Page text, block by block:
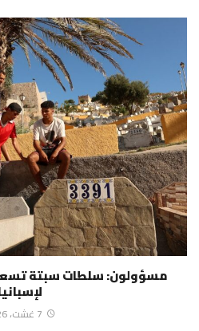
مسؤولون: سلطات سبتة
7 غشت، 2026